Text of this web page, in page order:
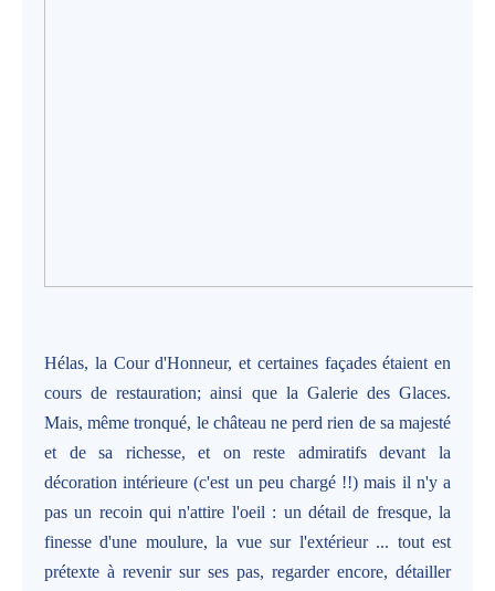
Hélas, la Cour d'Honneur, et certaines façades étaient en
cours de restauration; ainsi que la Galerie des Glaces.
Mais, même tronqué, le château ne perd rien de sa majesté
et de sa richesse, et on reste admiratifs devant la
décoration intérieure (c'est un peu chargé !!) mais il n'y a
pas un recoin qui n'attire l'oeil : un détail de fresque, la
finesse d'une moulure, la vue sur l'extérieur ... tout est
prétexte à revenir sur ses pas, regarder encore, détailler